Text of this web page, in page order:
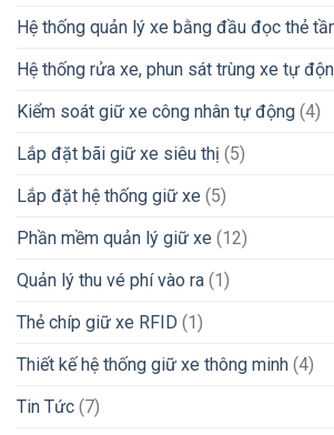
Hệ thống quản lý xe bằng đầu đọc thẻ
Hệ thống rửa xe, phun sát trùng xe tự
Kiểm soát giữ xe công nhân tự động (4)
Lắp đặt bãi giữ xe siêu thị (5)
Lắp đặt hệ thống giữ xe (5)
Phần mềm quản lý giữ xe (12)
Quản lý thu vé phí vào ra (1)
Thẻ chíp giữ xe RFID (1)
Thiết kế hệ thống giữ xe thông minh (4)
Tin Tức (7)